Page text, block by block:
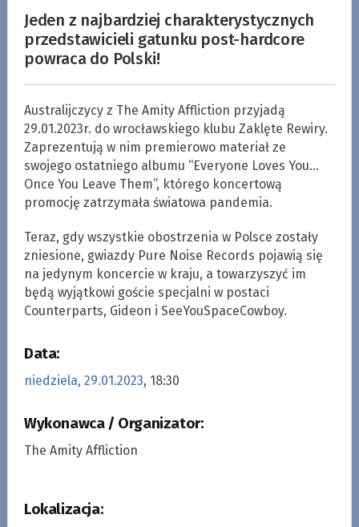
Jeden z najbardziej charakterystycznych
przedstawicieli gatunku post-hardcore
powraca do Polski!
Australijczycy z The Amity Affliction przyjadą
29.01.2023r. do wrocławskiego klubu Zaklęte Rewiry.
Zaprezentują w nim premierowo materiał ze
swojego ostatniego albumu “Everyone Loves You…
Once You Leave Them”, którego koncertową
promocję zatrzymała światowa pandemia.
Teraz, gdy wszystkie obostrzenia w Polsce zostały
zniesione, gwiazdy Pure Noise Records pojawią się
na jedynym koncercie w kraju, a towarzyszyć im
będą wyjątkowi goście specjalni w postaci
Counterparts, Gideon i SeeYouSpaceCowboy.
Data:
niedziela, 29.01.2023, 18:30
Wykonawca / Organizator:
The Amity Affliction
Lokalizacja: